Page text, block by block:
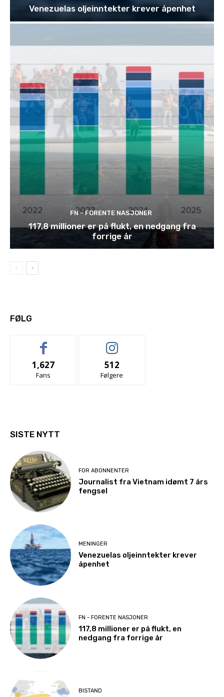
Venezuelas oljeinntekter krever åpenhet
FN - FORENTE NASJONER
117,8 millioner er på flukt, en nedgang fra
forrige år
FØLG
1,627
Fans
512
Følgere
SISTE NYTT
FOR ABONNENTER
Journalist fra Vietnam idømt 7 års
fengsel
MENINGER
Venezuelas oljeinntekter krever
åpenhet
FN - FORENTE NASJONER
117,8 millioner er på flukt, en
nedgang fra forrige år
BISTAND